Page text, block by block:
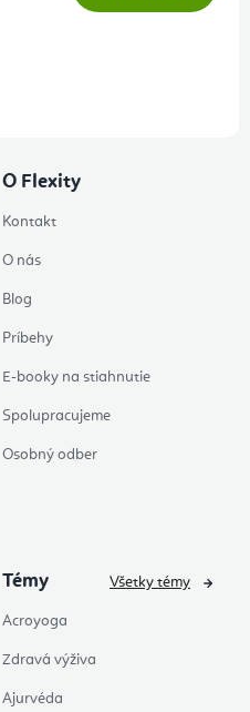
O Flexity
Kontakt
O nás
Blog
Príbehy
E-booky na stiahnutie
Spolupracujeme
Osobný odber
Témy
Acroyoga
Zdravá výživa
Ajurvéda
Všetky témy